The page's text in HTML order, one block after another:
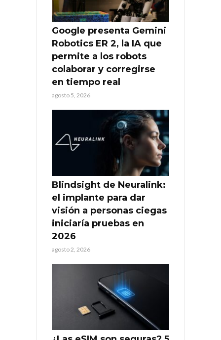
Google presenta Gemini
Robotics ER 2, la IA que
permite a los robots
colaborar y corregirse
en tiempo real
agosto 5, 2026
Blindsight de Neuralink:
el implante para dar
visión a personas ciegas
iniciaría pruebas en
2026
agosto 2, 2026